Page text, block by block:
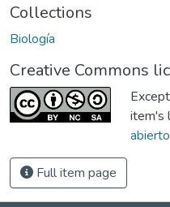
Collections
Biología
Creative Commons
item's
abierto
Full item page